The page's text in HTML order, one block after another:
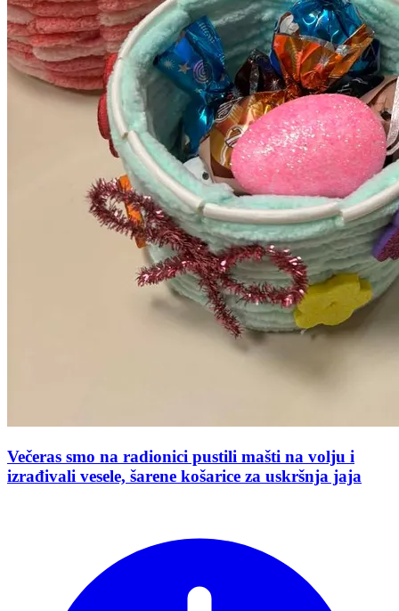
Večeras smo na radionici pustili mašti na volju i
izrađivali vesele, šarene košarice za uskršnja jaja